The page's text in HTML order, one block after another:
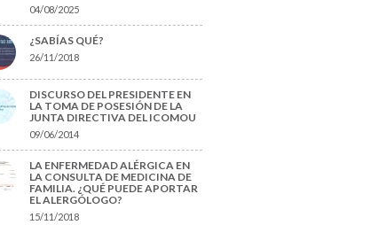
04/08/2025
¿SABÍAS QUÉ?
26/11/2018
DISCURSO DEL PRESIDENTE EN
LA TOMA DE POSESIÓN DE LA
JUNTA DIRECTIVA DEL ICOMOU
09/06/2014
LA ENFERMEDAD ALÉRGICA EN
LA CONSULTA DE MEDICINA DE
FAMILIA. ¿QUÉ PUEDE APORTAR
EL ALERGÓLOGO?
15/11/2018